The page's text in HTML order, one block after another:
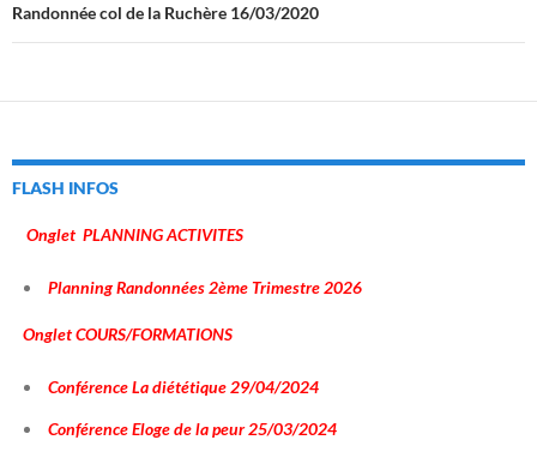
Randonnée col de la Ruchère 16/03/2020
FLASH INFOS
Onglet PLANNING ACTIVITES
Planning Randonnées 2ème Trimestre 2026
Onglet COURS/FORMATIONS
Conférence La diététique 29/04/2024
Conférence Eloge de la peur 25/03/2024